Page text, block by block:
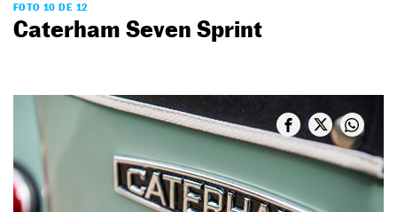
FOTO 10 DE 12
Caterham Seven Sprint